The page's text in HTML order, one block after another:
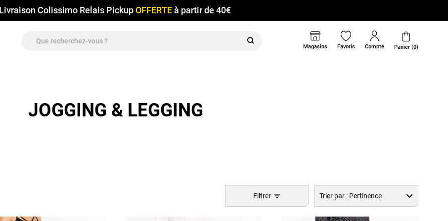
Livraison Colissimo Relais Pickup OFFERTEà partir de 40€
Magasins Favoris Compte Panier (0)
JOGGING & LEGGING
Filtrer Trier par :Pertinence